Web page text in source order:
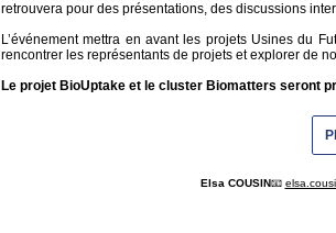
retrouvera pour des présentations, des discussions
L’événement mettra en avant les projets Usines du
rencontrer les représentants de projets et explorer de
Le projet BioUptake et le cluster Biomatters seront
Elsa COUSIN📧